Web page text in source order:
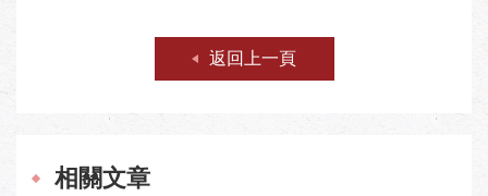
返回上一頁
相關文章